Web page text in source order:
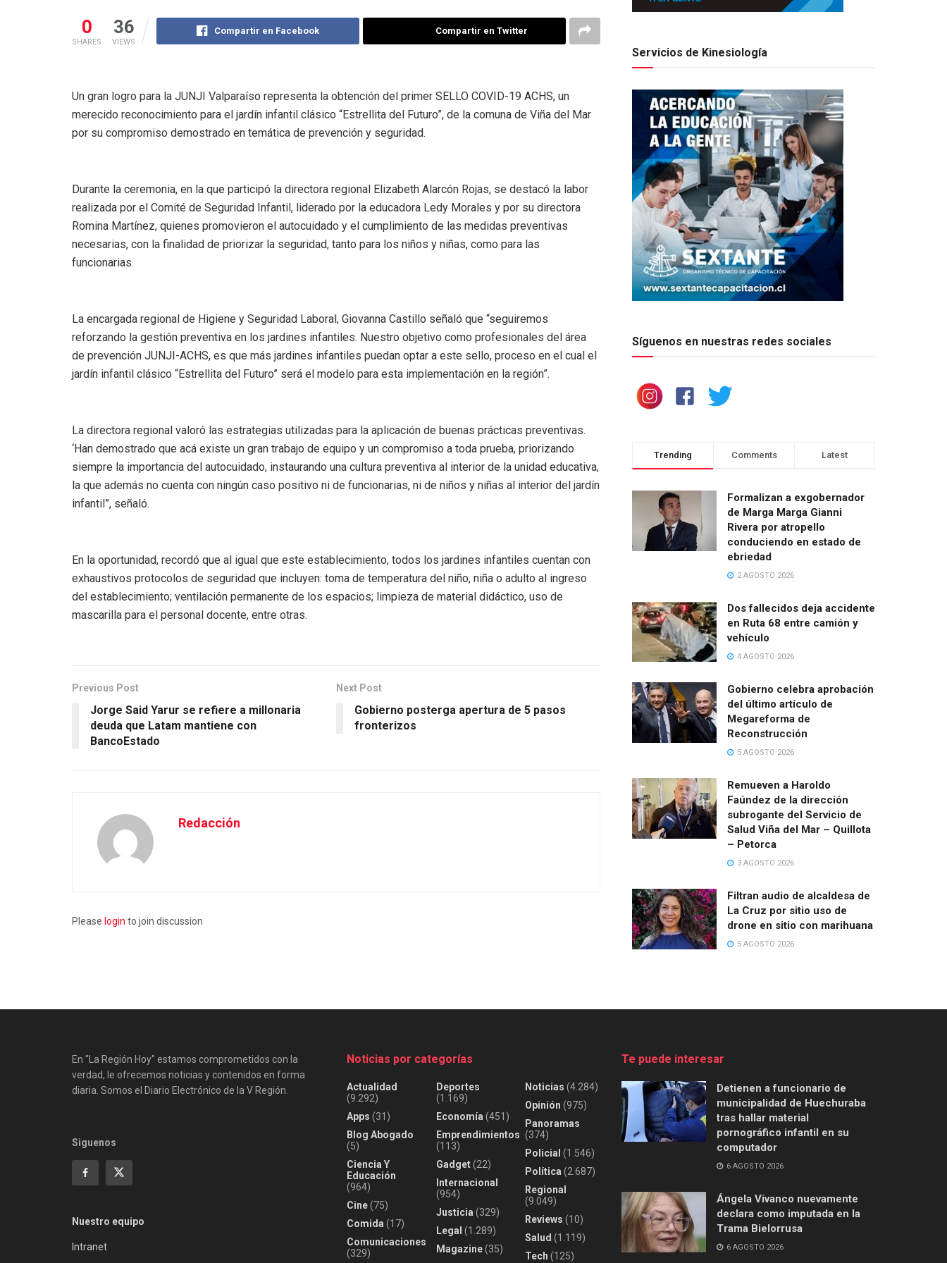
0
SHARES
36
VIEWS
Compartir en Facebook Compartir en Twitter
Un gran logro para la JUNJI Valparaíso representa la obtención del primer SELLO COVID-19 ACHS, un
merecido reconocimiento para el jardín infantil clásico “Estrellita del Futuro”, de la comuna de Viña del Mar
por su compromiso demostrado en temática de prevención y seguridad.
Durante la ceremonia, en la que participó la directora regional Elizabeth Alarcón Rojas, se destacó la labor
realizada por el Comité de Seguridad Infantil, liderado por la educadora Ledy Morales y por su directora
Romina Martínez, quienes promovieron el autocuidado y el cumplimiento de las medidas preventivas
necesarias, con la finalidad de priorizar la seguridad, tanto para los niños y niñas, como para las
funcionarias.
La encargada regional de Higiene y Seguridad Laboral, Giovanna Castillo señaló que “seguiremos
reforzando la gestión preventiva en los jardines infantiles. Nuestro objetivo como profesionales del área
de prevención JUNJI-ACHS, es que más jardines infantiles puedan optar a este sello, proceso en el cual el
jardín infantil clásico “Estrellita del Futuro” será el modelo para esta implementación en la región”.
La directora regional valoró las estrategias utilizadas para la aplicación de buenas prácticas preventivas.
‘Han demostrado que acá existe un gran trabajo de equipo y un compromiso a toda prueba, priorizando
siempre la importancia del autocuidado, instaurando una cultura preventiva al interior de la unidad educativa,
la que además no cuenta con ningún caso positivo ni de funcionarias, ni de niños y niñas al interior del jardín
infantil”, señaló.
En la oportunidad, recordó que al igual que este establecimiento, todos los jardines infantiles cuentan con
exhaustivos protocolos de seguridad que incluyen: toma de temperatura del niño, niña o adulto al ingreso
del establecimiento; ventilación permanente de los espacios; limpieza de material didáctico, uso de
mascarilla para el personal docente, entre otras.
Previous Post
Jorge Said Yarur se refiere a millonaria
deuda que Latam mantiene con
BancoEstado
Next Post
Gobierno posterga apertura de 5 pasos
fronterizos
Redacción
Please login to join discussion
Servicios de Kinesiología
Síguenos en nuestras redes sociales
Trending Comments Latest
Formalizan a exgobernador
de Marga Marga Gianni
Rivera por atropello
conduciendo en estado de
ebriedad
2 AGOSTO 2026
Dos fallecidos deja accidente
en Ruta 68 entre camión y
vehículo
4 AGOSTO 2026
Gobierno celebra aprobación
del último artículo de
Megareforma de
Reconstrucción
5 AGOSTO 2026
Remueven a Haroldo
Faúndez de la dirección
subrogante del Servicio de
Salud Viña del Mar – Quillota
– Petorca
3 AGOSTO 2026
Filtran audio de alcaldesa de
La Cruz por sitio uso de
drone en sitio con marihuana
5 AGOSTO 2026
En "La Región Hoy" estamos comprometidos con la
verdad, le ofrecemos noticias y contenidos en forma
diaria. Somos el Diario Electrónico de la V Región.
Siguenos
Nuestro equipo
Intranet
Noticias por categorías
Actualidad
(9.292)
Apps (31)
Blog Abogado
(5)
Ciencia Y
Educación
(964)
Cine(75)
Comida (17)
Comunicaciones
(329)
Deportes
(1.169)
Economía (451)
Emprendimientos
(113)
Gadget(22)
Internacional
(954)
Justicia (329)
Legal (1.289)
Magazine(35)
Noticias (4.284)
Opinión (975)
Panoramas
(374)
Policial (1.546)
Política (2.687)
Regional
(9.049)
Reviews (10)
Salud (1.119)
Tech (125)
Te puede interesar
Detienen a funcionario de
municipalidad de Huechuraba
tras hallar material
pornográfico infantil en su
computador
6 AGOSTO 2026
Ángela Vivanco nuevamente
declara como imputada en la
Trama Bielorrusa
6 AGOSTO 2026